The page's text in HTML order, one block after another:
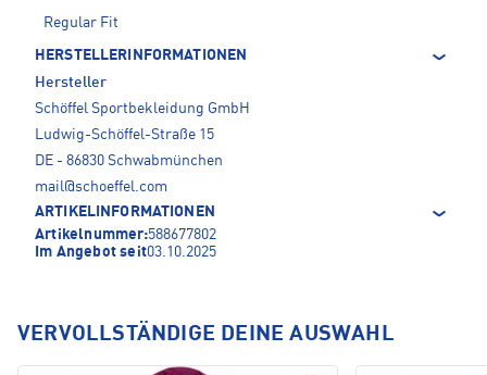
Regular Fit
HERSTELLERINFORMATIONEN
Hersteller
Schöffel Sportbekleidung GmbH
Ludwig-Schöffel-Straße 15
DE - 86830 Schwabmünchen
mail@schoeffel.com
ARTIKELINFORMATIONEN
Artikelnummer:588677802
Im Angebot seit03.10.2025
VERVOLLSTÄNDIGE DEINE AUSWAHL